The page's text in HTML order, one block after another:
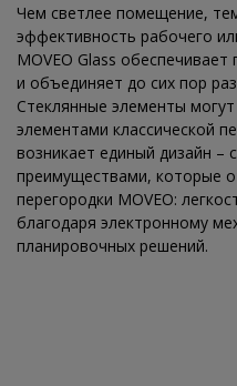
Чем светлее помещение,
эффективность рабочего
MOVEO Glass
и объединяет до сих пор
Стеклянные элементы
элементами классической
возникает единый дизайн –
преимуществами, которые
перегородки MOVEO:
благодаря электронному
планировочных решений.